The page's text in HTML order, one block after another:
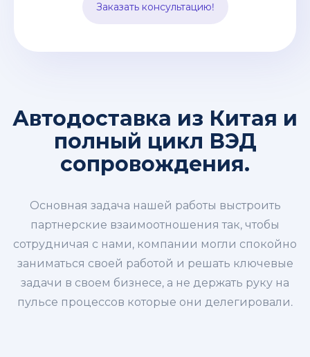
Заказать консультацию!
себя.
Автодоставка из Китая и
полный цикл ВЭД
сопровождения.
Основная задача нашей работы выстроить
партнерские взаимоотношения так, чтобы
сотрудничая с нами, компании могли спокойно
заниматься своей работой и решать ключевые
задачи в своем бизнесе, а не держать руку на
пульсе процессов которые они делегировали.